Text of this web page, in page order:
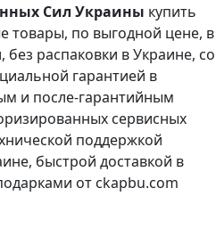
Сил Украины купить
товары, по выгодной цене, в
распаковки в Украине, со
гарантией в
и после-гарантийным
сервисных
поддержкой
быстрой доставкой в
от ckapbu.com